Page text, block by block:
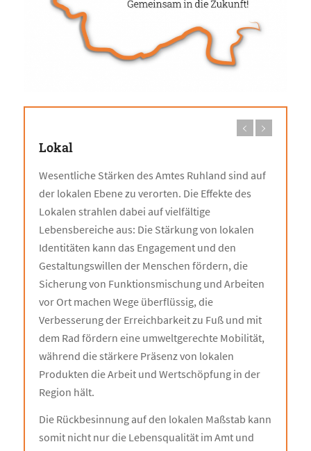
Lokal
Wesentliche Stärken des Amtes Ruhland sind auf
der lokalen Ebene zu verorten. Die Effekte des
Lokalen strahlen dabei auf vielfältige
Lebensbereiche aus: Die Stärkung von lokalen
Identitäten kann das Engagement und den
Gestaltungswillen der Menschen fördern, die
Sicherung von Funktionsmischung und Arbeiten
vor Ort machen Wege überflüssig, die
Verbesserung der Erreichbarkeit zu Fuß und mit
dem Rad fördern eine umweltgerechte Mobilität,
während die stärkere Präsenz von lokalen
Produkten die Arbeit und Wertschöpfung in der
Region hält.
Die Rückbesinnung auf den lokalen Maßstab kann
somit nicht nur die Lebensqualität im Amt und